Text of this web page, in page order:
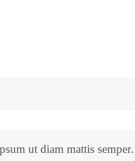
ut diam mattis